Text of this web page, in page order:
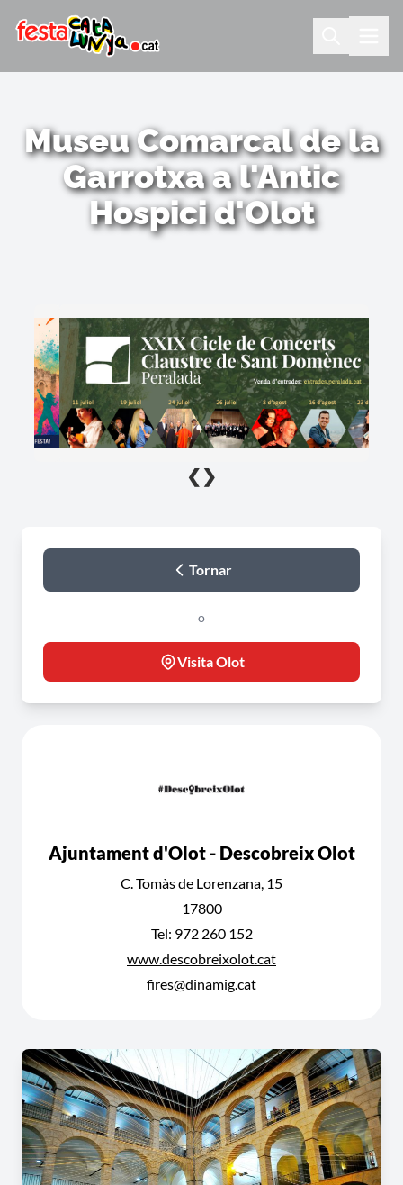
Museu Comarcal de la
Garrotxa a l'Antic
Hospici d'Olot
❮ ❯
Tornar
o
Visita Olot
Ajuntament d'Olot - Descobreix Olot
C. Tomàs de Lorenzana, 15
17800
Tel: 972 260 152
www.descobreixolot.cat
fires@dinamig.cat